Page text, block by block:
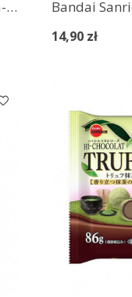
Bandai Sanrio Characters Kyara-Paki Chocolate
14,90 zł